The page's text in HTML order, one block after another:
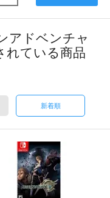
アドベンチャ
れている商品
新着順